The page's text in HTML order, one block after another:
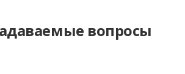
вопросы